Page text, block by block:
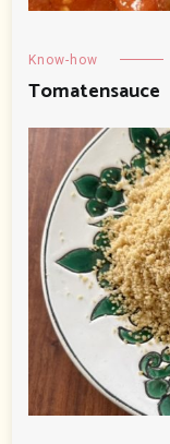
Know-how
Tomatensauce